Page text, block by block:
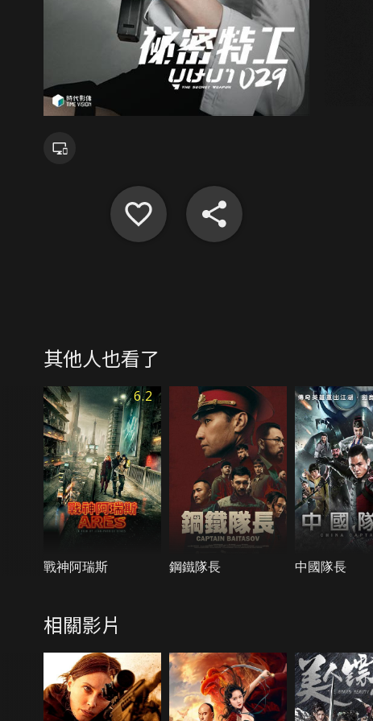
其他人也看了
6.2
戰神阿瑞斯 鋼鐵隊長 中國隊長
相關影片